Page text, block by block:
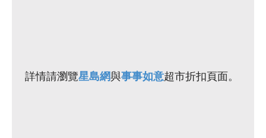
詳情請瀏覽星島網與事事如意超市折扣頁面。